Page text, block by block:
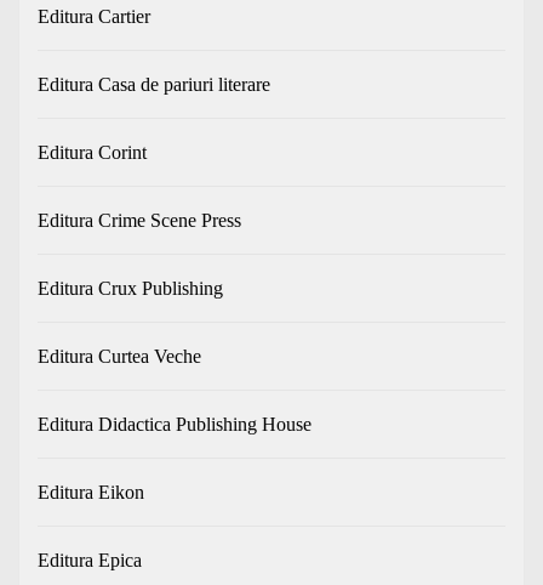
Editura Cartier
Editura Casa de pariuri literare
Editura Corint
Editura Crime Scene Press
Editura Crux Publishing
Editura Curtea Veche
Editura Didactica Publishing House
Editura Eikon
Editura Epica